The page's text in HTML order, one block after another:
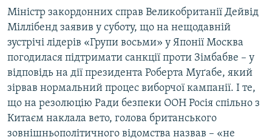
УКРАЇНА
СВІТ
СХЕМИ
КИТАЙ.ВИКЛИКИ
МУЛЬТИМЕДІА
ФОТО
СПЕЦПРОЄКТИ
ПОДКАСТИ
Міністр закордонних справ Великобританії Дейвід
Міллібенд заявив у суботу, що на нещодавній
зустрічі лідерів «Групи восьми» у Японії Москва
погодилася підтримати санкції проти Зімбабве – у
відповідь на дії президента Роберта Муґабе, який
зірвав нормальний процес виборчої кампанії. І те,
що на резолюцію Ради безпеки ООН Росія спільно з
Китаєм наклала вето, голова британського
зовнішньополітичного відомства назвав – «не